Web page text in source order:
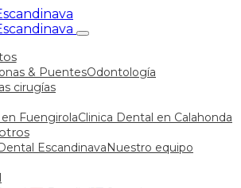
& PuentesOdontología
cirugías
FuengirolaClinica Dental en Calahonda
EscandinavaNuestro equipo